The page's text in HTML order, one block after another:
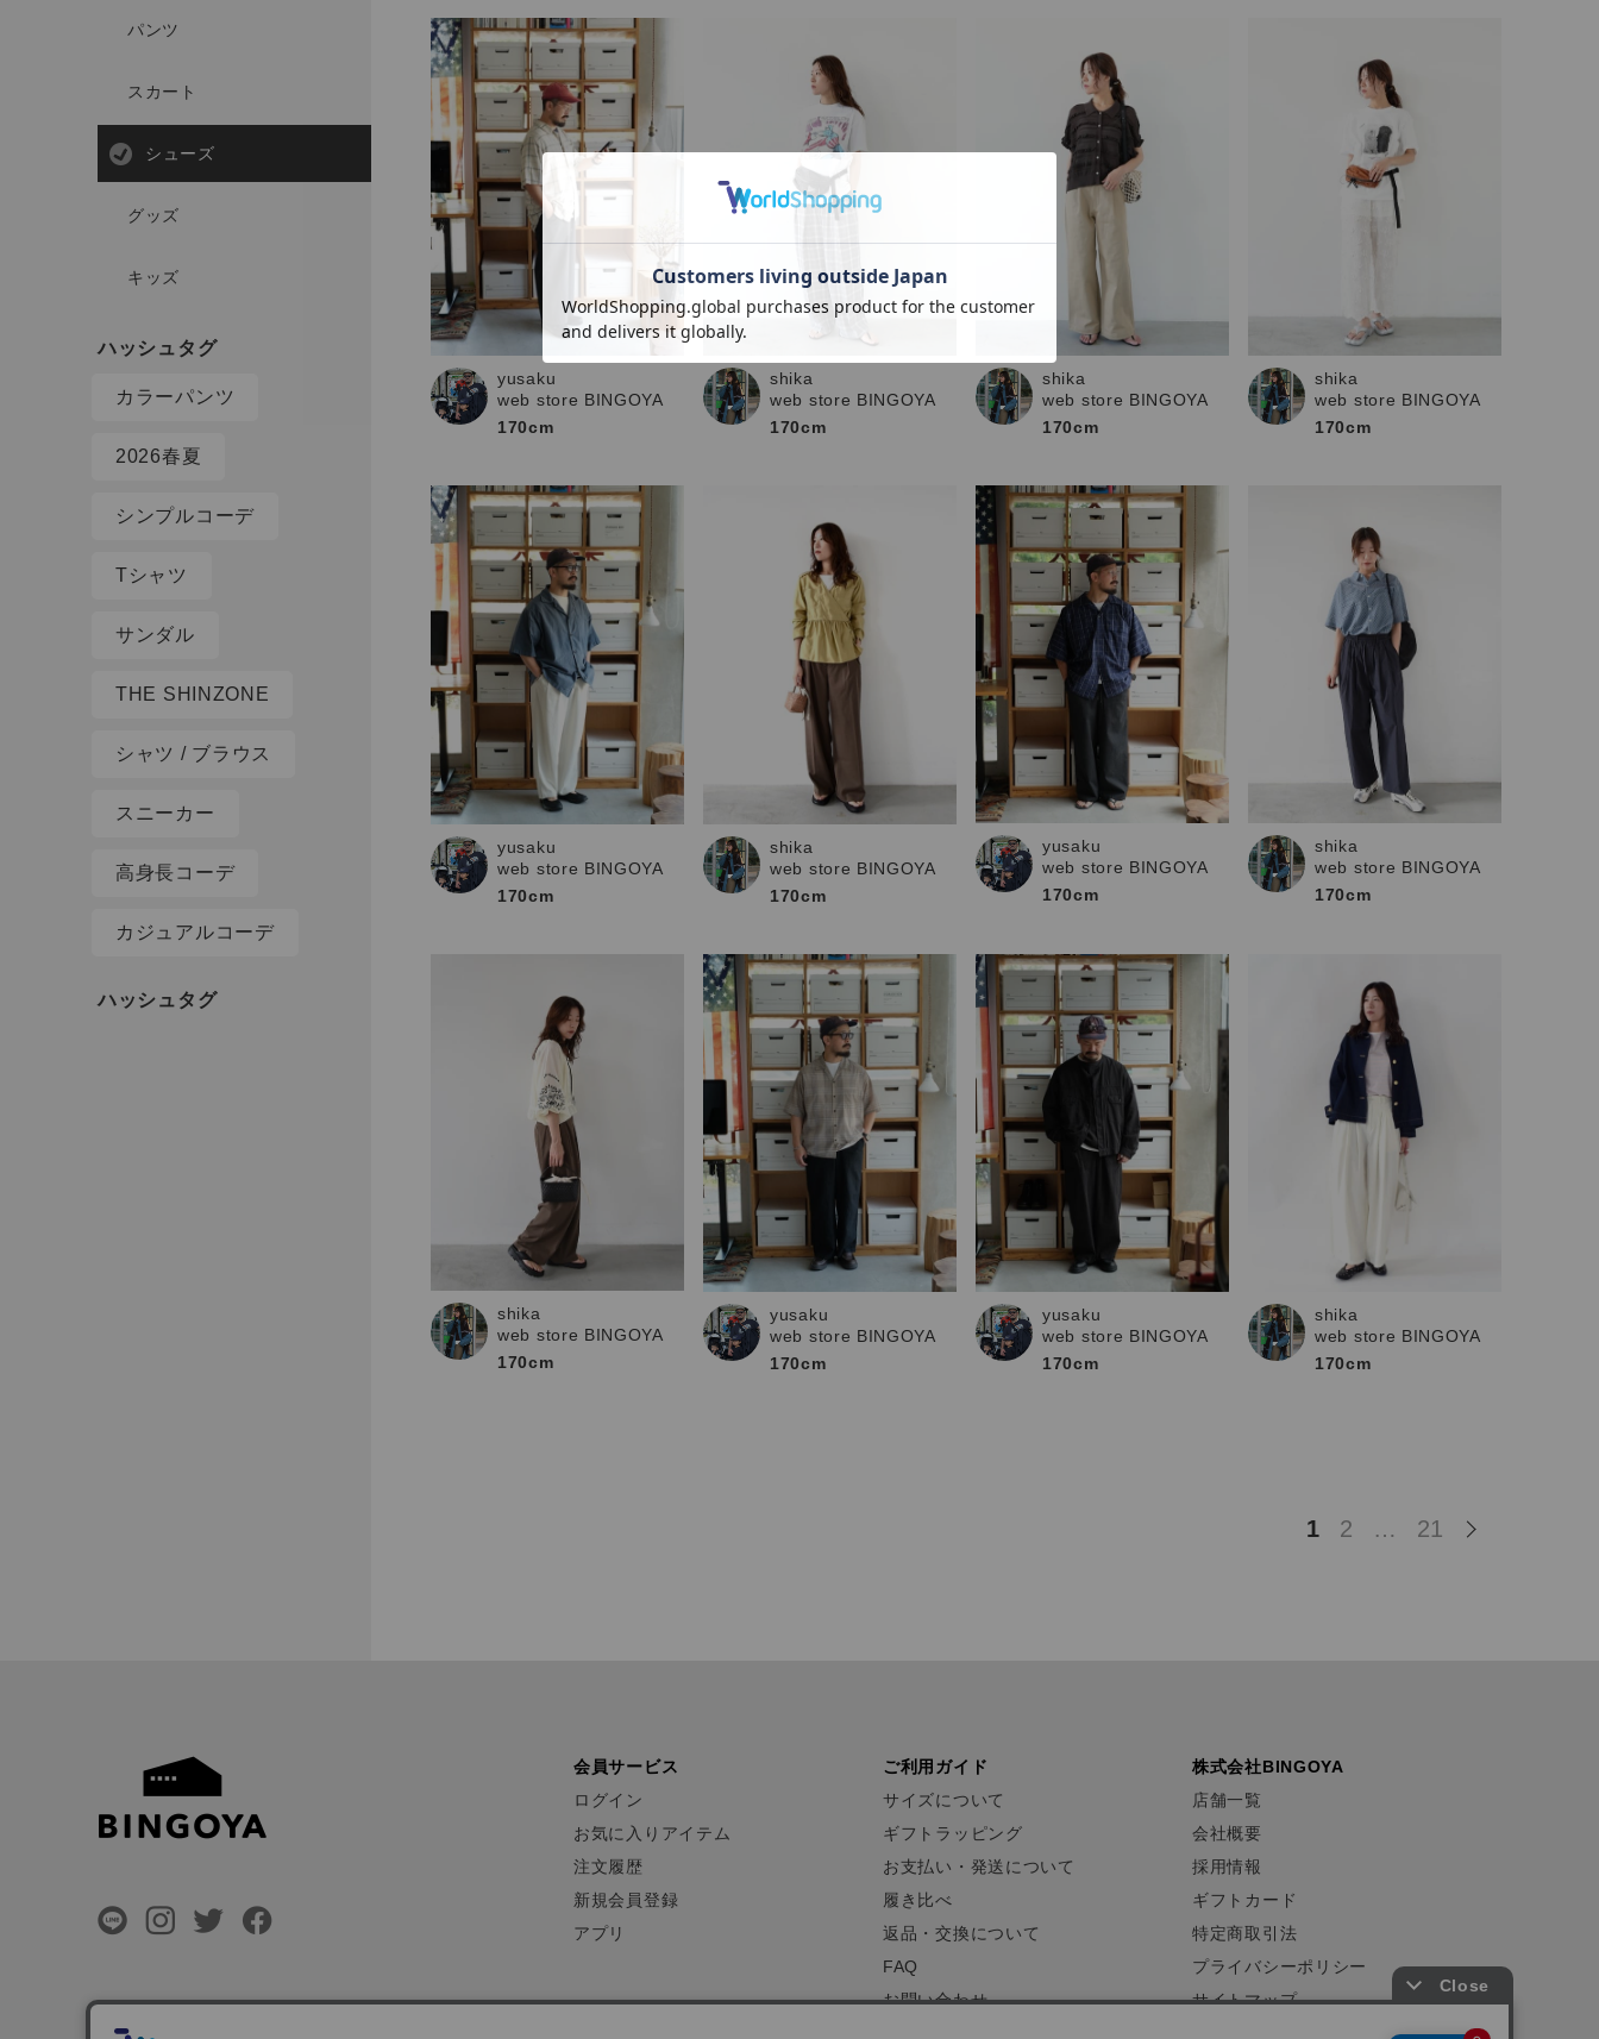
パンツ
スカート
シューズ
グッズ
キッズ
カラーパンツ
2026春夏
シンプルコーデ
Tシャツ
サンダル
THE SHINZONE
シャツ / ブラウス
スニーカー
高身長コーデ
カジュアルコーデ
yusaku
web store BINGOYA
170cm
shika
web store BINGOYA
170cm
shika
web store BINGOYA
170cm
shika
web store BINGOYA
170cm
yusaku
web store BINGOYA
170cm
shika
web store BINGOYA
170cm
yusaku
web store BINGOYA
170cm
shika
web store BINGOYA
170cm
shika
web store BINGOYA
170cm
yusaku
web store BINGOYA
170cm
yusaku
web store BINGOYA
170cm
shika
web store BINGOYA
170cm
1 2 … 21
会員サービス
ログイン
お気に入りアイテム
注文履歴
新規会員登録
アプリ
ご利用ガイド
サイズについて
ギフトラッピング
お支払い・発送について
履き比べ
返品・交換について
FAQ
お問い合わせ
株式会社BINGOYA
店舗一覧
会社概要
採用情報
ギフトカード
特定商取引法
プライバシーポリシー
サイトマップ